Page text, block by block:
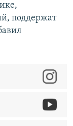
поддержат